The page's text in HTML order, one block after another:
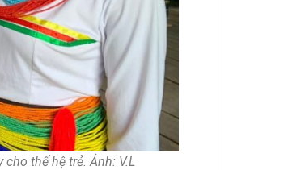
thế hệ trẻ. Ảnh: V.L